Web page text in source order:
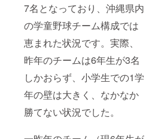
7名となっており、沖縄県内
の学童野球チーム構成では
恵まれた状況です。実際、
昨年のチームは6年生が3名
しかおらず、小学生での1学
年の壁は大きく、なかなか
勝てない状況でした。